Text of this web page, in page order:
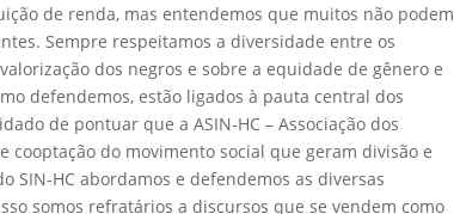
de renda, mas entendemos que muitos não podem
Sempre respeitamos a diversidade entre os
dos negros e sobre a equidade de gênero e
defendemos, estão ligados à pauta central dos
de pontuar que a ASIN-HC – Associação dos
do movimento social que geram divisão e
SIN-HC abordamos e defendemos as diversas
somos refratários a discursos que se vendem como